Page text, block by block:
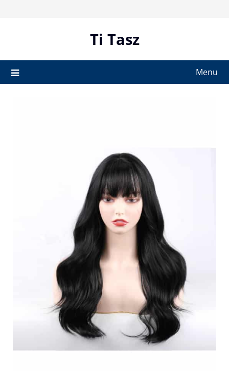
Ti Tasz
Menu